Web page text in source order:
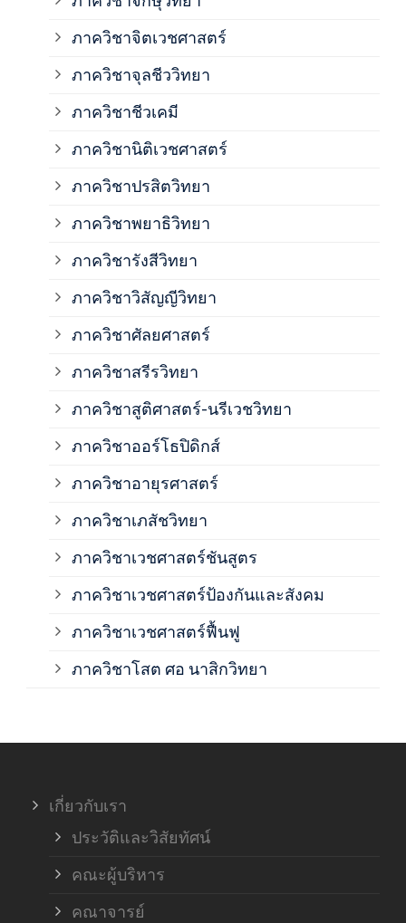
ภาควิชาจิตเวชศาสตร์
ภาควิชาจุลชีววิทยา
ภาควิชาชีวเคมี
ภาควิชานิติเวชศาสตร์
ภาควิชาปรสิตวิทยา
ภาควิชาพยาธิวิทยา
ภาควิชารังสีวิทยา
ภาควิชาวิสัญญีวิทยา
ภาควิชาศัลยศาสตร์
ภาควิชาสรีรวิทยา
ภาควิชาสูติศาสตร์-นรีเวชวิทยา
ภาควิชาออร์โธปิดิกส์
ภาควิชาอายุรศาสตร์
ภาควิชาเภสัชวิทยา
ภาควิชาเวชศาสตร์ชันสูตร
ภาควิชาเวชศาสตร์ป้องกันและสังคม
ภาควิชาเวชศาสตร์ฟื้นฟู
ภาควิชาโสต ศอ นาสิกวิทยา
เกี่ยวกับเรา
ประวัติและวิสัยทัศน์
คณะผู้บริหาร
คณาจารย์